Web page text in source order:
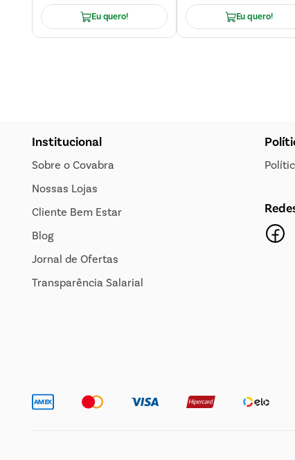
Eu quero! Eu quero!
Institucional
Sobre o Covabra
Nossas Lojas
Cliente Bem Estar
Blog
Jornal de Ofertas
Transparência Salarial